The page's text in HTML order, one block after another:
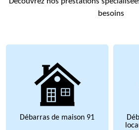
besoins
Débarras de maison 91